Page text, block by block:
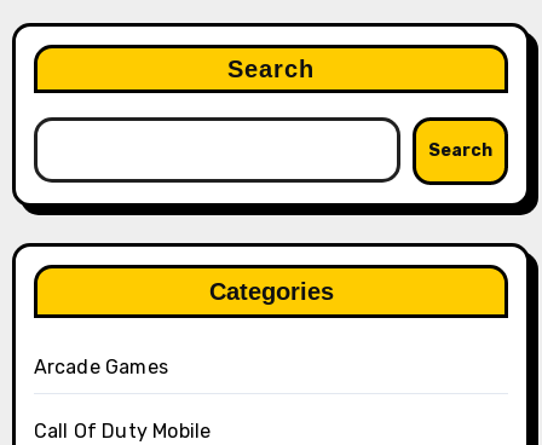
Search
Search
Categories
Arcade Games
Call Of Duty Mobile